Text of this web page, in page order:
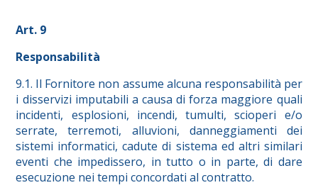
Art. 9
Responsabilità
9.1. Il Fornitore non assume alcuna responsabilità per
i disservizi imputabili a causa di forza maggiore quali
incidenti, esplosioni, incendi, tumulti, scioperi e/o
serrate, terremoti, alluvioni, danneggiamenti dei
sistemi informatici, cadute di sistema ed altri similari
eventi che impedissero, in tutto o in parte, di dare
esecuzione nei tempi concordati al contratto.